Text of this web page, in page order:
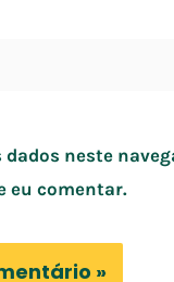
dados neste
eu comentar.